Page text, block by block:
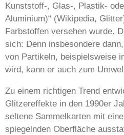
Kunststoff-, Glas-, Plastik-
Aluminium)“ (Wikipedia,
Farbstoffen versehen wurde.
sich: Denn insbesondere
von Partikeln, beispielsweise
wird, kann er auch zum
Zu einem richtigen Trend
Glitzereffekte in den 1990er
seltene Sammelkarten mit
spiegelnden Oberfläche